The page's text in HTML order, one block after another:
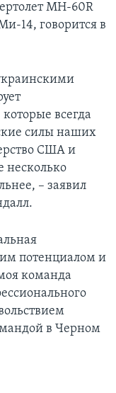
MH-60R
14, говорится в
всегда
силы наших
США и
несколько
– заявил
потенциалом и
команда
в Черном